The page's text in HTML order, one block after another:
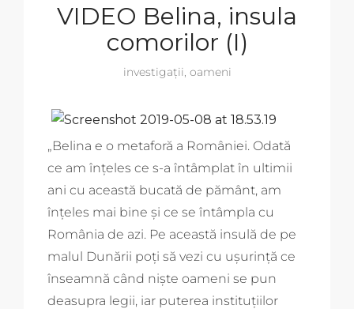
VIDEO Belina, insula
comorilor (I)
investigații, oameni
„Belina e o metaforă a României. Odată
ce am înțeles ce s-a întâmplat în ultimii
ani cu această bucată de pământ, am
înțeles mai bine și ce se întâmpla cu
România de azi. Pe această insulă de pe
malul Dunării poți să vezi cu ușurință ce
înseamnă când niște oameni se pun
deasupra legii, iar puterea instituțiilor